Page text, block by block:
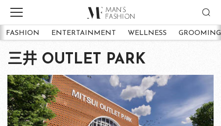
FASHION ENTERTAINMENT WELLNESS GROOMING
三井 OUTLET PARK